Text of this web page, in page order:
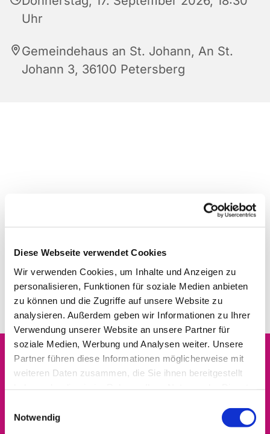
Diese Webseite verwendet Cookies
Wir verwenden Cookies, um Inhalte und Anzeigen zu
personalisieren, Funktionen für soziale Medien anbieten
zu können und die Zugriffe auf unsere Website zu
analysieren. Außerdem geben wir Informationen zu Ihrer
Verwendung unserer Website an unsere Partner für
soziale Medien, Werbung und Analysen weiter. Unsere
Partner führen diese Informationen möglicherweise mit
weiteren Daten zusammen, die Sie ihnen bereitgestellt
Notwendig
Uhr
Gemeindehaus an St. Johann, An St.
Johann 3, 36100 Petersberg
Dies könnte Sie auch
interessieren